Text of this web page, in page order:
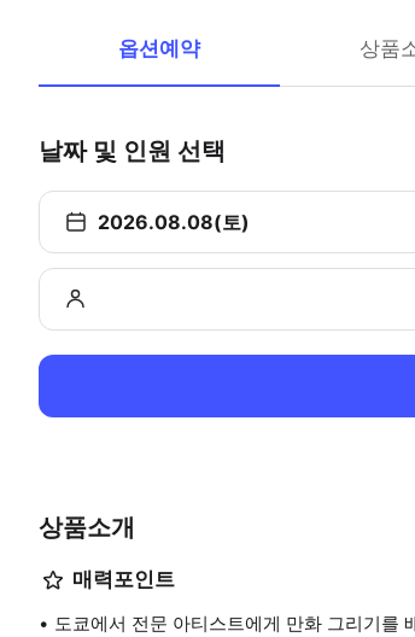
옵션예약 상품
날짜 및 인원 선택
2026.08.08(토)
상품소개
매력포인트
도쿄에서 전문 아티스트에게 만화 그리기를